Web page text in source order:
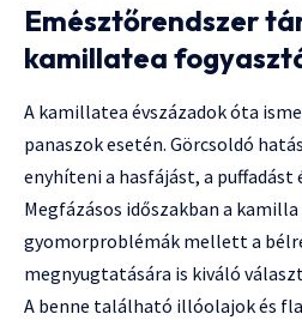
Emésztőrendszer
kamillatea
A kamillatea évszázadok óta
panaszok esetén. Görcsoldó
enyhíteni a hasfájást, a puffadást
Megfázásos időszakban a kamilla
gyomorproblémák mellett a
megnyugtatására is kiváló
A benne található illóolajok és